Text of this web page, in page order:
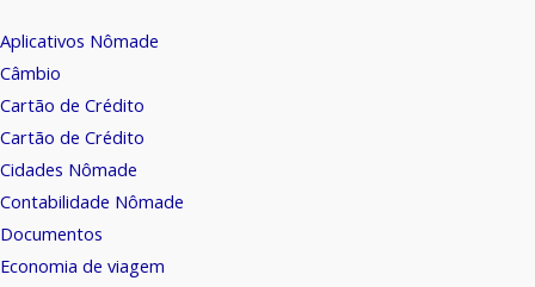
Aplicativos Nômade
Câmbio
Cartão de Crédito
Cartão de Crédito
Cidades Nômade
Contabilidade Nômade
Documentos
Economia de viagem